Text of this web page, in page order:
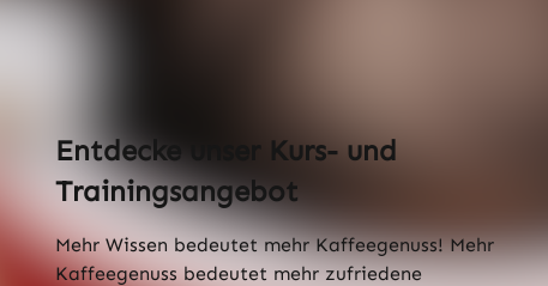
Entdecke unser Kurs- und
Trainingsangebot
Mehr Wissen bedeutet mehr Kaffeegenuss! Mehr
Kaffeegenuss bedeutet mehr zufriedene